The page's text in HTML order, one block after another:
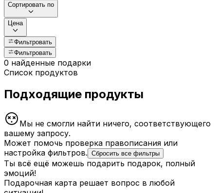
Сортировать по
Цена
Фильтровать
Фильтровать
0 найденные подарки
Список продуктов
Подходящие продукты
Мы не смогли найти ничего, соответствующего
вашему запросу.
Может помочь проверка правописания или
настройка фильтров. Сбросить все фильтры
Ты всё ещё можешь подарить подарок, полный
эмоций!
Подарочная карта решает вопрос в любой